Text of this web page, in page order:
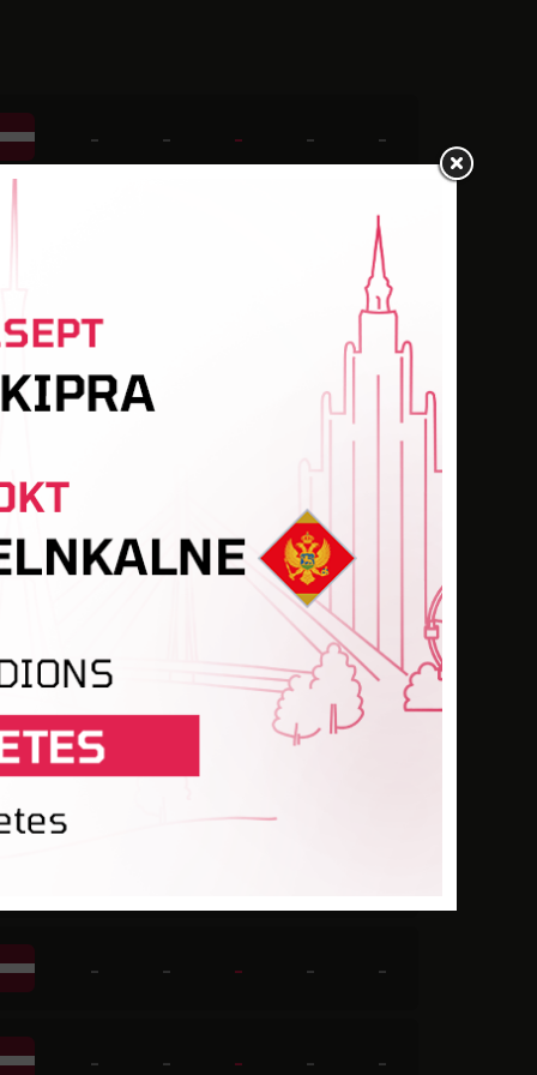
- - - - -
1
- -
-
-
-
- - - -
- -
- - - - -
- - - - -